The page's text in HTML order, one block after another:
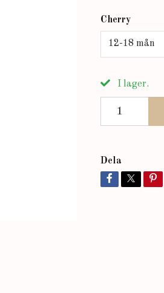
Cherry
12-18 mån
I lager.
Dela